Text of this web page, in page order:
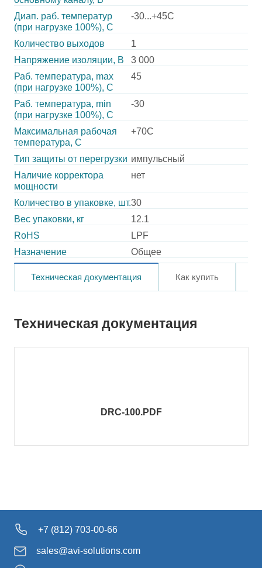
Диап. раб. температур
(при нагрузке 100%), C
-30...+45C
Количество выходов
1
Напряжение изоляции, В
3 000
Раб. температура, max
(при нагрузке 100%), C
45
Раб. температура, min
(при нагрузке 100%), C
-30
Максимальная рабочая
температура, C
+70C
Тип защиты от перегрузки импульсный
Наличие корректора
мощности
нет
Количество в упаковке, шт.30
Вес упаковки, кг
12.1
RoHS
LPF
Назначение
Общее
Техническая документация Как купить
Техническая документация
DRC-100.PDF
+7 (812) 703-00-66
sales@avi-solutions.com